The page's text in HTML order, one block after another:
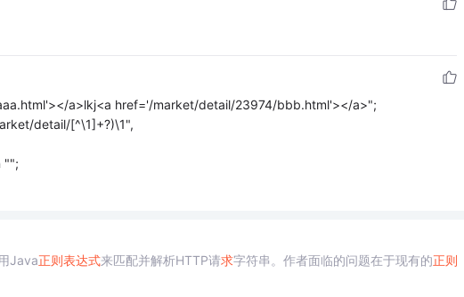
a>lkj<a href='/market/detail/23974/bbb.html'></a>";
detail/[^\1]+?)\1",
"";
Java正则表达式来匹配并解析HTTP请求字符串。作者面临的问题在于现有的正则